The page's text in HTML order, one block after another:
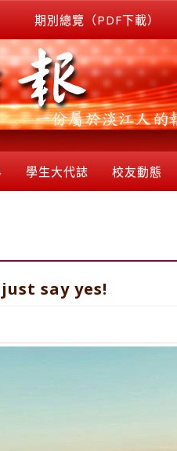
期別總覽（PDF下載）
學生大代誌 校友動態
say yes!